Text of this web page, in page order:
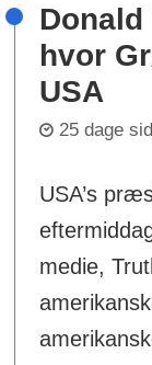
hvor
USA
25 dage
USA’s
medie,